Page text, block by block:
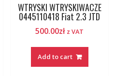
WTRYSKI WTRYSKIWACZE
0445110418 Fiat 2.3 JTD
500.00zł z VAT
Add to cart